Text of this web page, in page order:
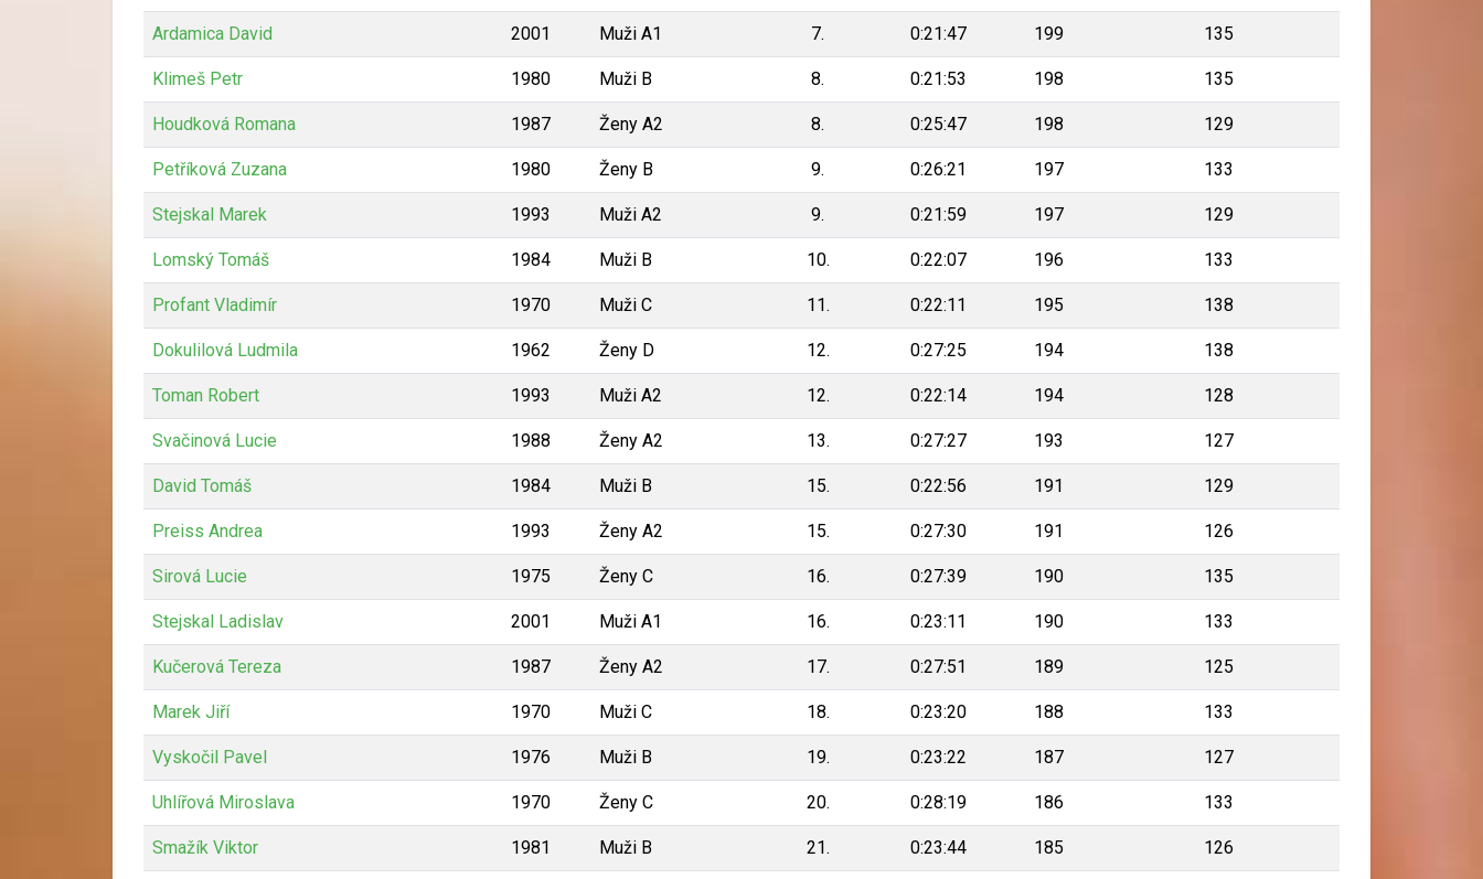
Ardamica David 2001 Muži A1 7. 0:21:47 199 135
Klimeš Petr 1980 Muži B 8. 0:21:53 198 135
Houdková Romana 1987 Ženy A2 8. 0:25:47 198 129
Petříková Zuzana 1980 Ženy B 9. 0:26:21 197 133
Stejskal Marek 1993 Muži A2 9. 0:21:59 197 129
Lomský Tomáš 1984 Muži B 10. 0:22:07 196 133
Profant Vladimír 1970 Muži C 11. 0:22:11 195 138
Dokulilová Ludmila 1962 Ženy D 12. 0:27:25 194 138
Toman Robert 1993 Muži A2 12. 0:22:14 194 128
Svačinová Lucie 1988 Ženy A2 13. 0:27:27 193 127
David Tomáš 1984 Muži B 15. 0:22:56 191 129
Preiss Andrea 1993 Ženy A2 15. 0:27:30 191 126
Sirová Lucie 1975 Ženy C 16. 0:27:39 190 135
Stejskal Ladislav 2001 Muži A1 16. 0:23:11 190 133
Kučerová Tereza 1987 Ženy A2 17. 0:27:51 189 125
Marek Jiří 1970 Muži C 18. 0:23:20 188 133
Vyskočil Pavel 1976 Muži B 19. 0:23:22 187 127
Uhlířová Miroslava 1970 Ženy C 20. 0:28:19 186 133
Smažík Viktor 1981 Muži B 21. 0:23:44 185 126